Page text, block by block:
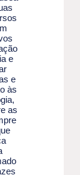
e
e
às
as